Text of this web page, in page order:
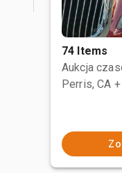
74 Items
Aukcja
Perris, CA